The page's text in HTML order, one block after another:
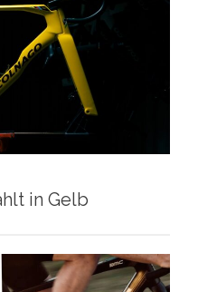
in Gelb